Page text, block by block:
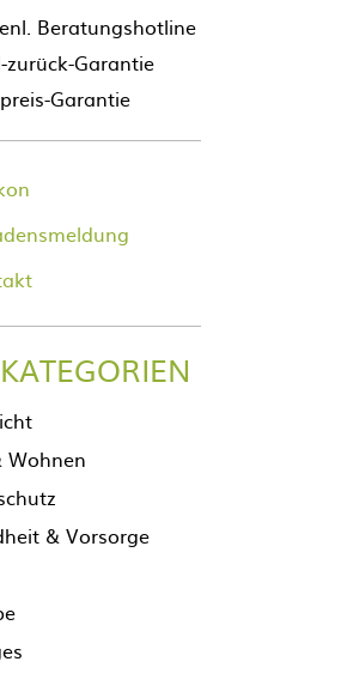
Beratungshotline
zurück-Garantie
Garantie
Wohnen
& Vorsorge